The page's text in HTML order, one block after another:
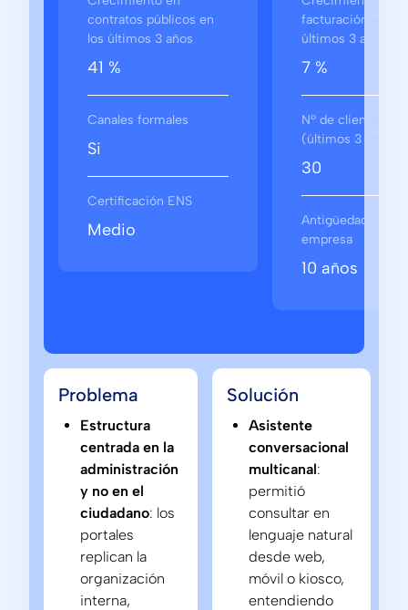
contratos públicos en
los últimos 3 años
41 %
Canales formales
Si
Certificación ENS
Medio
facturación en los
últimos 3 años
7 %
Nº de clientes
(últimos 3 años)
30
Antigüedad de la
empresa
10 años
Problema
Estructura
centrada en la
administración
y no en el
ciudadano: los
portales
replican la
organización
interna,
Solución
Asistente
conversacional
multicanal:
permitió
consultar en
lenguaje natural
desde web,
móvil o kiosco,
entendiendo